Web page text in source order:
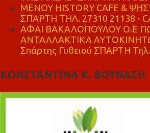
ΜΕΝΟΥ HISTORY CAFE &
ΣΠΑΡΤΗ ΤΗΛ. 27310 21138 -
ΑΦΑΙ ΒΑΚΑΛΟΠΟΥΛΟΥ Ο.Ε
ΑΝΤΑΛΛΑΚΤΙΚΑ
Σπάρτης Γυθειού ΣΠΑΡΤΗ
ΚΩΝΣΤΑΝΤΙΝΑ Κ. ΒΟΥΝΑΣΗ